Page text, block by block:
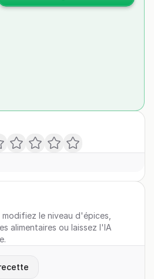
le niveau d'épices,
alimentaires ou laissez l'IA